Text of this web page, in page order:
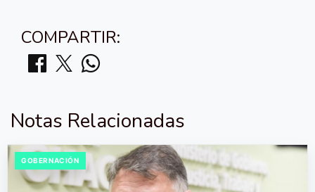
COMPARTIR:
Notas Relacionadas
GOBERNACIÓN